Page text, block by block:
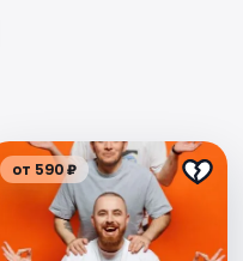
от 590 ₽